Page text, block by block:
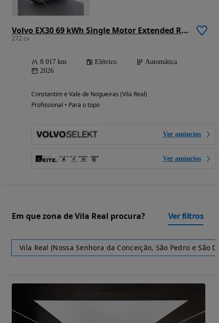
Volvo EX30 69 kWh Single Motor Extended Range Black Edition
272 cv
8 017 km Elétrico
Automática
2026
Constantim e Vale de Nogueiras (Vila Real)
Profissional • Para o topo
Ver anúncios
Ver anúncios
Em que zona de Vila Real procura? Ver filtros
Vila Real (Nossa Senhora da Conceição, São Pedro e São